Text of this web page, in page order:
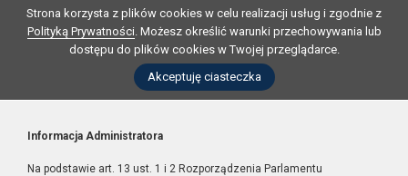
Strona korzysta z plików cookies w celu realizacji usług i zgodnie z
Polityką Prywatności. Możesz określić warunki przechowywania lub
dostępu do plików cookies w Twojej przeglądarce.
Akceptuję ciasteczka
Informacja Administratora
Na podstawie art. 13 ust. 1 i 2 Rozporządzenia Parlamentu